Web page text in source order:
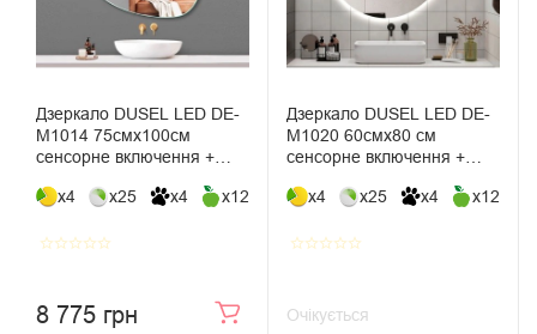
Дзеркало DUSEL LED DE-
M1014 75смх100см
сенсорне включення +
x4
x25 x4 x12
star_borderstar_borderstar_borderstar_borderstar_border
8 775 грн
Дзеркало DUSEL LED DE-
M1020 60смх80 см
сенсорне включення +
x4
x25 x4 x12
star_borderstar_borderstar_borderstar_borderstar_border
Очікується